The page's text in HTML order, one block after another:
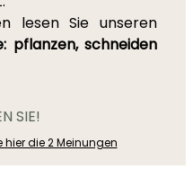
lesen Sie unseren
pflanzen, schneiden
SIE!
hier die 2 Meinungen